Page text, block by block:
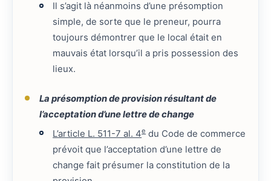
Il s’agit là néanmoins d’une présomption
simple, de sorte que le preneur, pourra
toujours démontrer que le local était en
mauvais état lorsqu’il a pris possession des
lieux.
La présomption de provision résultant de
l’acceptation d’une lettre de change
L’article L. 511-7 al. 4e du Code de commerce
prévoit que l’acceptation d’une lettre de
change fait présumer la constitution de la